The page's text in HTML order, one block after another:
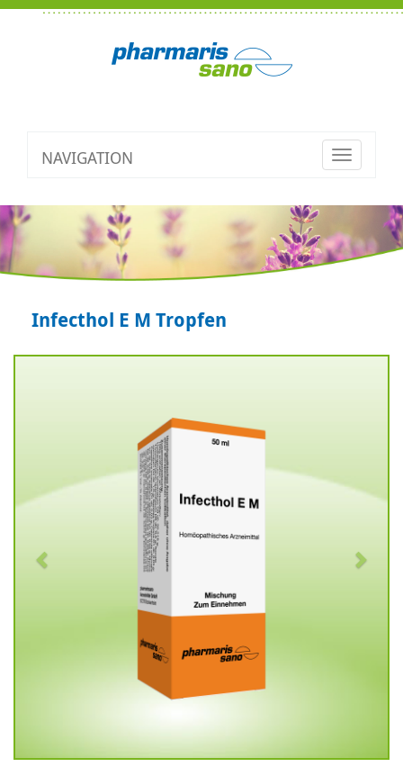
NAVIGATION
Toggle
Infecthol E M Tropfen